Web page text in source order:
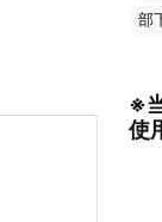
部
※
使